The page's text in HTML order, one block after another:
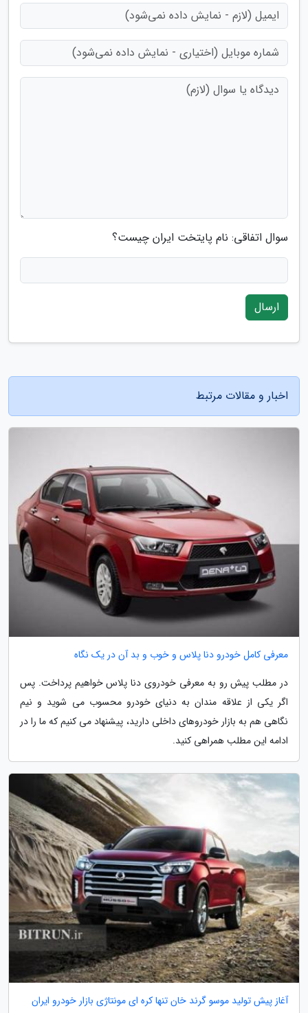
سوال اتفاقی: نام پایتخت ایران چیست؟
ارسال
اخبار و مقالات مرتبط
معرفی کامل خودرو دنا پلاس و خوب و بد آن در یک نگاه
در مطلب پیش رو به معرفی خودروی دنا پلاس خواهیم پرداخت. پس
اگر یکی از علاقه مندان به دنیای خودرو محسوب می شوید و نیم
نگاهی هم به بازار خودروهای داخلی دارید، پیشنهاد می کنیم که ما را در
ادامه این مطلب همراهی کنید.
آغاز پیش تولید موسو گرند خان تنها کره ای مونتاژی بازار خودرو ایران